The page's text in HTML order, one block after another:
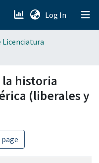
Log In (current)
Licenciatura
historia
(liberales y